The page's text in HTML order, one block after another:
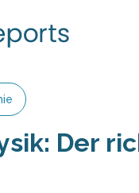
Der